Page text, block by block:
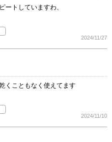
ートしていますわ、
2024/11/27
くこともなく使えてます
2024/11/10